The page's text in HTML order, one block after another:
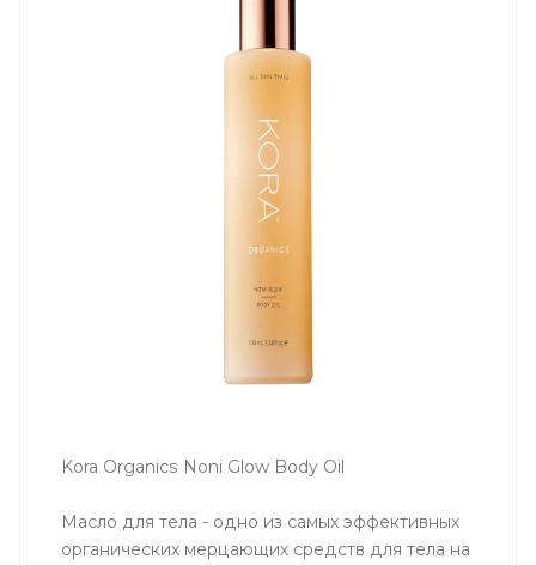
Kora Organics Noni Glow Body Oil
Масло для тела - одно из самых эффективных
органических мерцающих средств для тела на